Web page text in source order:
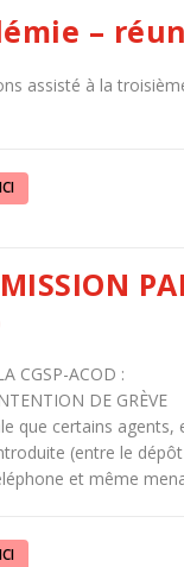
–
assisté à la
CGSP-ACOD :
DE GRÈVE
que certains
(entre le
et même